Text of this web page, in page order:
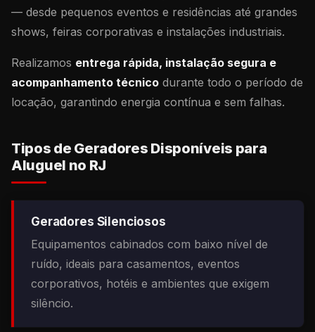
— desde pequenos eventos e residências até grandes
shows, feiras corporativas e instalações industriais.
Realizamos entrega rápida, instalação segura e
acompanhamento técnico durante todo o período de
locação, garantindo energia contínua e sem falhas.
Tipos de Geradores Disponíveis para
Aluguel no RJ
Geradores Silenciosos
Equipamentos cabinados com baixo nível de
ruído, ideais para casamentos, eventos
corporativos, hotéis e ambientes que exigem
silêncio.